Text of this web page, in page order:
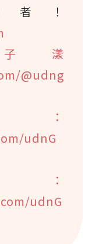
！
漾
@udng
udnG
udnG